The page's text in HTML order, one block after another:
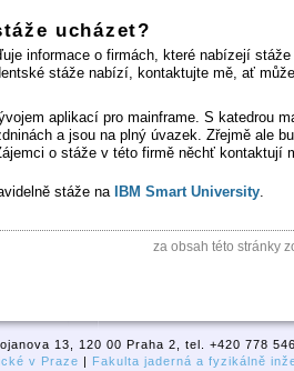
ucházet?
informace o firmách, které nabízejí
stáže nabízí, kontaktujte mě, ať
aplikací pro mainframe. S katedrou
a jsou na plný úvazek. Zřejmě ale
o stáže v této firmě něchť kontaktují
stáže na IBM Smart University
za obsah této stránky
13, 120 00 Praha 2, tel. +420 778
v Praze | Fakulta jaderná a fyzikálně